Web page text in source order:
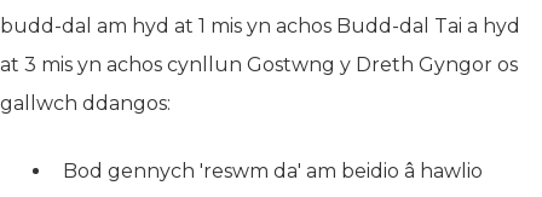
budd-dal am hyd at 1 mis yn achos Budd-dal Tai a hyd
at 3 mis yn achos cynllun Gostwng y Dreth Gyngor os
gallwch ddangos:
Bod gennych 'reswm da' am beidio â hawlio